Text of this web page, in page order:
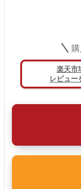
楽天市
レビュー